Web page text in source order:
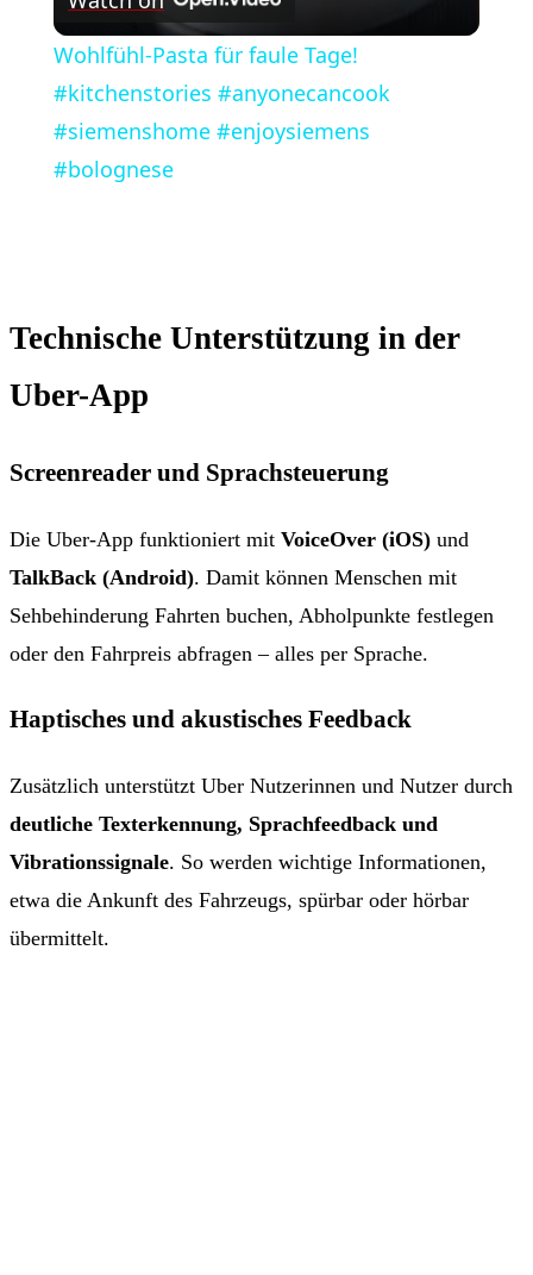
Wohlfühl-Pasta für faule Tage!
#kitchenstories #anyonecancook
#siemenshome #enjoysiemens
#bolognese
Technische Unterstützung in der
Uber-App
Screenreader und Sprachsteuerung
Die Uber-App funktioniert mit VoiceOver (iOS) und
TalkBack (Android). Damit können Menschen mit
Sehbehinderung Fahrten buchen, Abholpunkte festlegen
oder den Fahrpreis abfragen – alles per Sprache.
Haptisches und akustisches Feedback
Zusätzlich unterstützt Uber Nutzerinnen und Nutzer durch
deutliche Texterkennung, Sprachfeedback und
Vibrationssignale. So werden wichtige Informationen,
etwa die Ankunft des Fahrzeugs, spürbar oder hörbar
übermittelt.